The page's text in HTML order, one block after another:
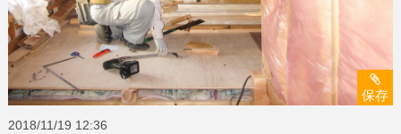
保存
2018/11/19 12:36